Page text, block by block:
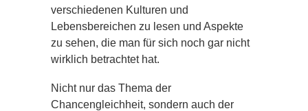
verschiedenen Kulturen und
Lebensbereichen zu lesen und Aspekte
zu sehen, die man für sich noch gar nicht
wirklich betrachtet hat.
Nicht nur das Thema der
Chancengleichheit, sondern auch der